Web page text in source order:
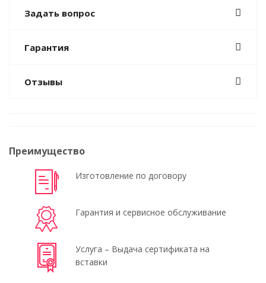
Задать вопрос
Гарантия
Отзывы
Преимущество
Изготовление по договору
Гарантия и сервисное обслуживание
Услуга – Выдача сертификата на
вставки